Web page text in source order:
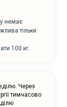
немає
тільки
100 кг.
Через
тимчасово